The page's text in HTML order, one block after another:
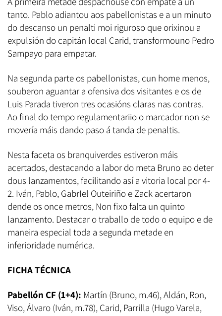
tanto. Pablo adiantou aos pabellonistas e a un minuto
do descanso un penalti moi riguroso que orixinou a
expulsión do capitán local Carid, transformouno Pedro
Sampayo para empatar.
Na segunda parte os pabellonistas, cun home menos,
souberon aguantar a ofensiva dos visitantes e os de
Luis Parada tiveron tres ocasións claras nas contras.
Ao final do tempo regulamentariio o marcador non se
movería máis dando paso á tanda de penaltis.
Nesta faceta os branquiverdes estiveron máis
acertados, destacando a labor do meta Bruno ao deter
dous lanzamentos, facilitando así a vitoria local por 4-
2. Iván, Pablo, GabrIel Outeiriño e Zack acertaron
dende os once metros, Non fixo falta un quinto
lanzamento. Destacar o traballo de todo o equipo e de
maneira especial toda a segunda metade en
inferioridade numérica.
FICHA TÉCNICA
Pabellón CF (1+4): Martín (Bruno, m.46), Aldán, Ron,
Viso, Álvaro (Iván, m.78), Carid, Parrilla (Hugo Varela,